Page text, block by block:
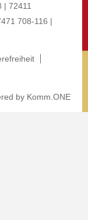
| 72411
708-116 |
by Komm.ONE